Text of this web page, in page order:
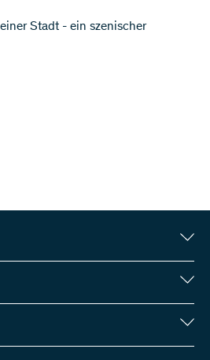
Stadt - ein szenischer
(SNF)
Informationen zu den vom SNF